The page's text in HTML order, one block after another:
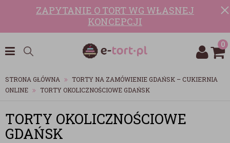
ZAPYTANIE O TORT WG WŁASNEJ
KONCEPCJI
0
STRONA GŁÓWNA
TORTY NA ZAMÓWIENIE GDAŃSK – CUKIERNIA
ONLINE
TORTY OKOLICZNOŚCIOWE GDAŃSK
TORTY OKOLICZNOŚCIOWE
GDAŃSK